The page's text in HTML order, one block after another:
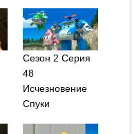
Сезон 2 Серия
48
Исчезновение
Спуки